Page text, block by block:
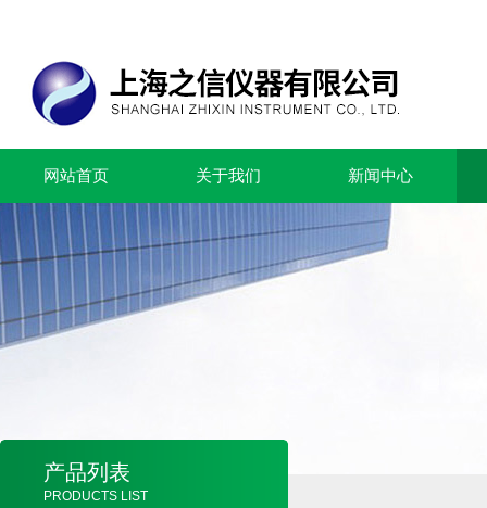
网站首页 关于我们 新闻中心
产品列表
PRODUCTS LIST